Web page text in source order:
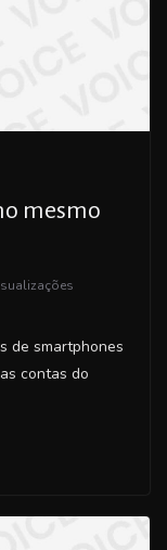
mesmo
de smartphones
contas do